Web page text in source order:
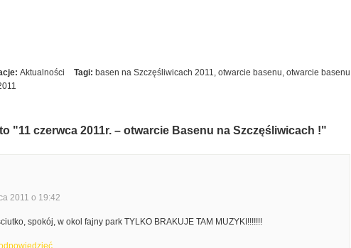
Aktualności Tagi: basen na Szczęśliwicach 2011, otwarcie basenu, otwarcie basenu
"11 czerwca 2011r. – otwarcie Basenu na Szczęśliwicach !"
2011 o 19:42
spokój, w okol fajny park TYLKO BRAKUJE TAM MUZYKI!!!!!!!